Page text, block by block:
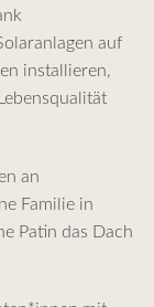
auf
installieren,
an
Familie in
Patin das Dach